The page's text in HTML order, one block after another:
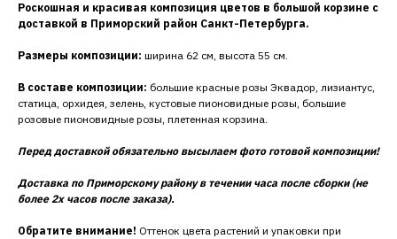
Роскошная и красивая композиция цветов в большой корзине с
доставкой в Приморский район Санкт-Петербурга.
Размеры композиции: ширина 62 см, высота 55 см.
В составе композиции: большие красные розы Эквадор, лизиантус,
статица, орхидея, зелень, кустовые пионовидные розы, большие
розовые пионовидные розы, плетенная корзина.
Перед доставкой обязательно высылаем фото готовой композиции!
Доставка по Приморскому району в течении часа после сборки (не
более 2х часов после заказа).
Обратите внимание! Оттенок цвета растений и упаковки при